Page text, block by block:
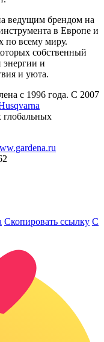
ведущим брендом на
в Европе и
по всему миру.
собственный
энергии и
и уюта.
с 1996 года. С 2007
Скопировать ссылку С